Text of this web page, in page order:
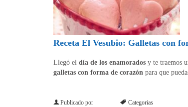
Receta El Vesubio: Galletas con
Llegó el día de los enamorados y te traemos
galletas con forma de corazón para que
Publicado por
Categorias